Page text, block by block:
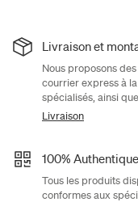
Livraison et
Nous proposons
courrier express à
spécialisés, ainsi
Livraison
100% Authentique
Tous les produits
conformes aux